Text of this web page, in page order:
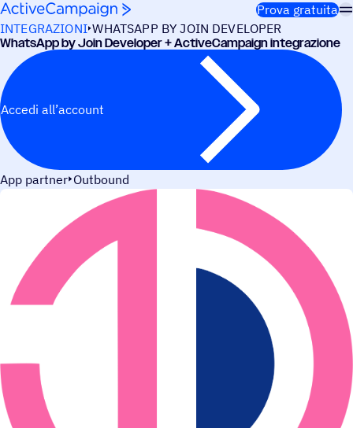
Salta al contenuto
Prova gratuita
INTEGRAZIONI WHATSAPP BY JOIN DEVELOPER
WhatsApp by Join Deve­lo­per + ActiveCampaign integrazione
Accedi all’account
App partner Outbound